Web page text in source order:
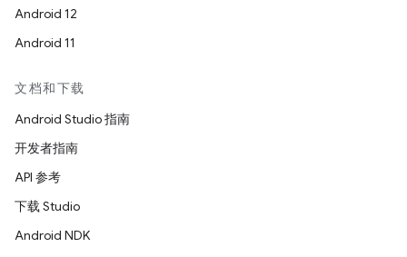
Android 12
Android 11
文档和下载
Android Studio 指南
开发者指南
API 参考
下载 Studio
Android NDK